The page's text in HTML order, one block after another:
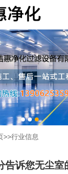
>>行业信息
告诉您无尘室